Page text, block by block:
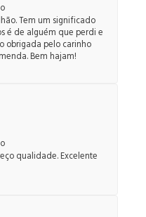
Tem um significado
é de alguém que perdi e
obrigada pelo carinho
Bem hajam!
qualidade. Excelente